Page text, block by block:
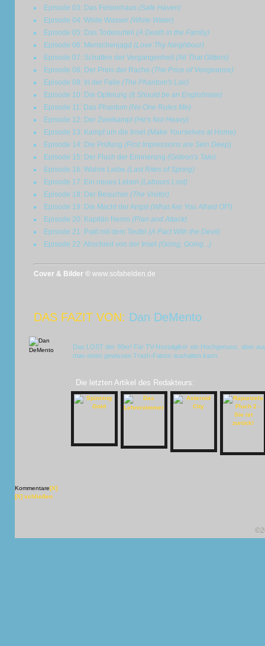
Episode 03: Das Felsenhaus(Safe Haven)
Episode 04: Wilde Wasser (White Water)
Episode 05: Das Todesurteil (A Death in the Family)
Episode 06: Menschenjagd (Love Thy Neighbour)
Episode 07: Schatten der Vergangenheit (All That Glitters)
Episode 08: Der Preis der Rache (The Price of Vengeance)
Episode 09: In der Falle (The Phantom's Lair)
Episode 10: Die Opferung (It Should be an Englishman)
Episode 11: Das Phantom (No One Rules Me)
Episode 12: Der Zweikampf (He's Not Heavy)
Episode 13: Kampf um die Insel (Make Yourselves at Home)
Episode 14: Die Prüfung (First Impressions are Skin Deep)
Episode 15: Der Fluch der Erinnerung (Gideon's Tale)
Episode 16: Wahre Liebe (Last Rites of Spring)
Episode 17: Ein neues Leben (Labours Lost)
Episode 18: Der Besucher (The Visitor)
Episode 19: Die Macht der Angst(What Are You Afraid Of?)
Episode 20: Kapitän Nemo (Plan and Attack)
Episode 21: Pakt mit dem Teufel (A Pact With the Devil)
Episode 22: Abschied von der Insel (Going, Going...)
Cover & Bilder © www.sofahelden.de
DAS FAZIT VON: Dan DeMento
Das LOST der 90er! Für TV-Nostalgiker ein Hochgenuss, aber
man einen gewissen Trash-Faktor aushalten kann.
Die letzten Artikel des Redakteurs:
Kommentare[X]
[X] schließen